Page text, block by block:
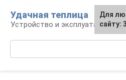
контенту
Удачная теплица
Устройство и эксплуатация
Для
сайту: